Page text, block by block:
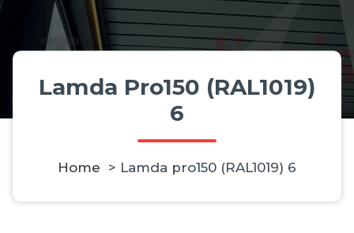
Lamda Pro150 (RAL1019)
6
Home > Lamda pro150 (RAL1019) 6